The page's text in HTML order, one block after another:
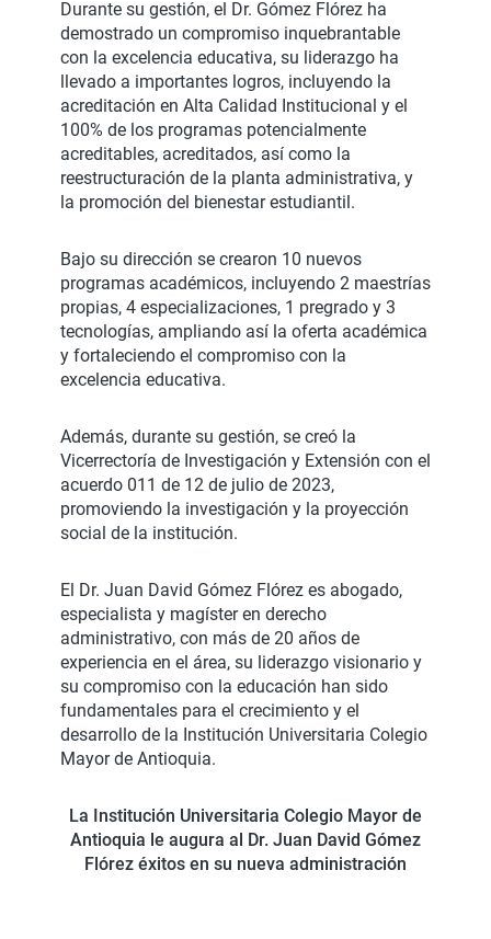
Durante su gestión, el Dr. Gómez Flórez ha
demostrado un compromiso inquebrantable
con la excelencia educativa, su liderazgo ha
llevado a importantes logros, incluyendo la
acreditación en Alta Calidad Institucional y el
100% de los programas potencialmente
acreditables, acreditados, así como la
reestructuración de la planta administrativa, y
la promoción del bienestar estudiantil.
Bajo su dirección se crearon 10 nuevos
programas académicos, incluyendo 2 maestrías
propias, 4 especializaciones, 1 pregrado y 3
tecnologías, ampliando así la oferta académica
y fortaleciendo el compromiso con la
excelencia educativa.
Además, durante su gestión, se creó la
Vicerrectoría de Investigación y Extensión con el
acuerdo 011 de 12 de julio de 2023,
promoviendo la investigación y la proyección
social de la institución.
El Dr. Juan David Gómez Flórez es abogado,
especialista y magíster en derecho
administrativo, con más de 20 años de
experiencia en el área, su liderazgo visionario y
su compromiso con la educación han sido
fundamentales para el crecimiento y el
desarrollo de la Institución Universitaria Colegio
Mayor de Antioquia.
La Institución Universitaria Colegio Mayor de
Antioquia le augura al Dr. Juan David Gómez
Flórez éxitos en su nueva administración